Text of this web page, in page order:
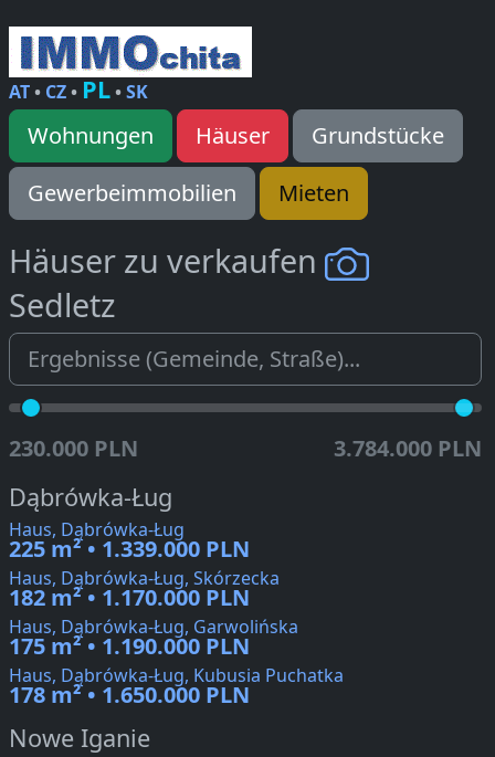
AT• CZ• PL•SK
Wohnungen Häuser
Grundstücke
Gewerbeimmobilien
Mieten
Häuser zu verkaufen
Sedletz
230.000 PLN 3.784.000 PLN
Dąbrówka-Ług
Haus, Dąbrówka-Ług
225 m² • 1.339.000 PLN
Haus, Dąbrówka-Ług, Skórzecka
182 m² • 1.170.000 PLN
Haus, Dąbrówka-Ług, Garwolińska
175 m² • 1.190.000 PLN
Haus, Dąbrówka-Ług, Kubusia Puchatka
178 m² • 1.650.000 PLN
Nowe Iganie